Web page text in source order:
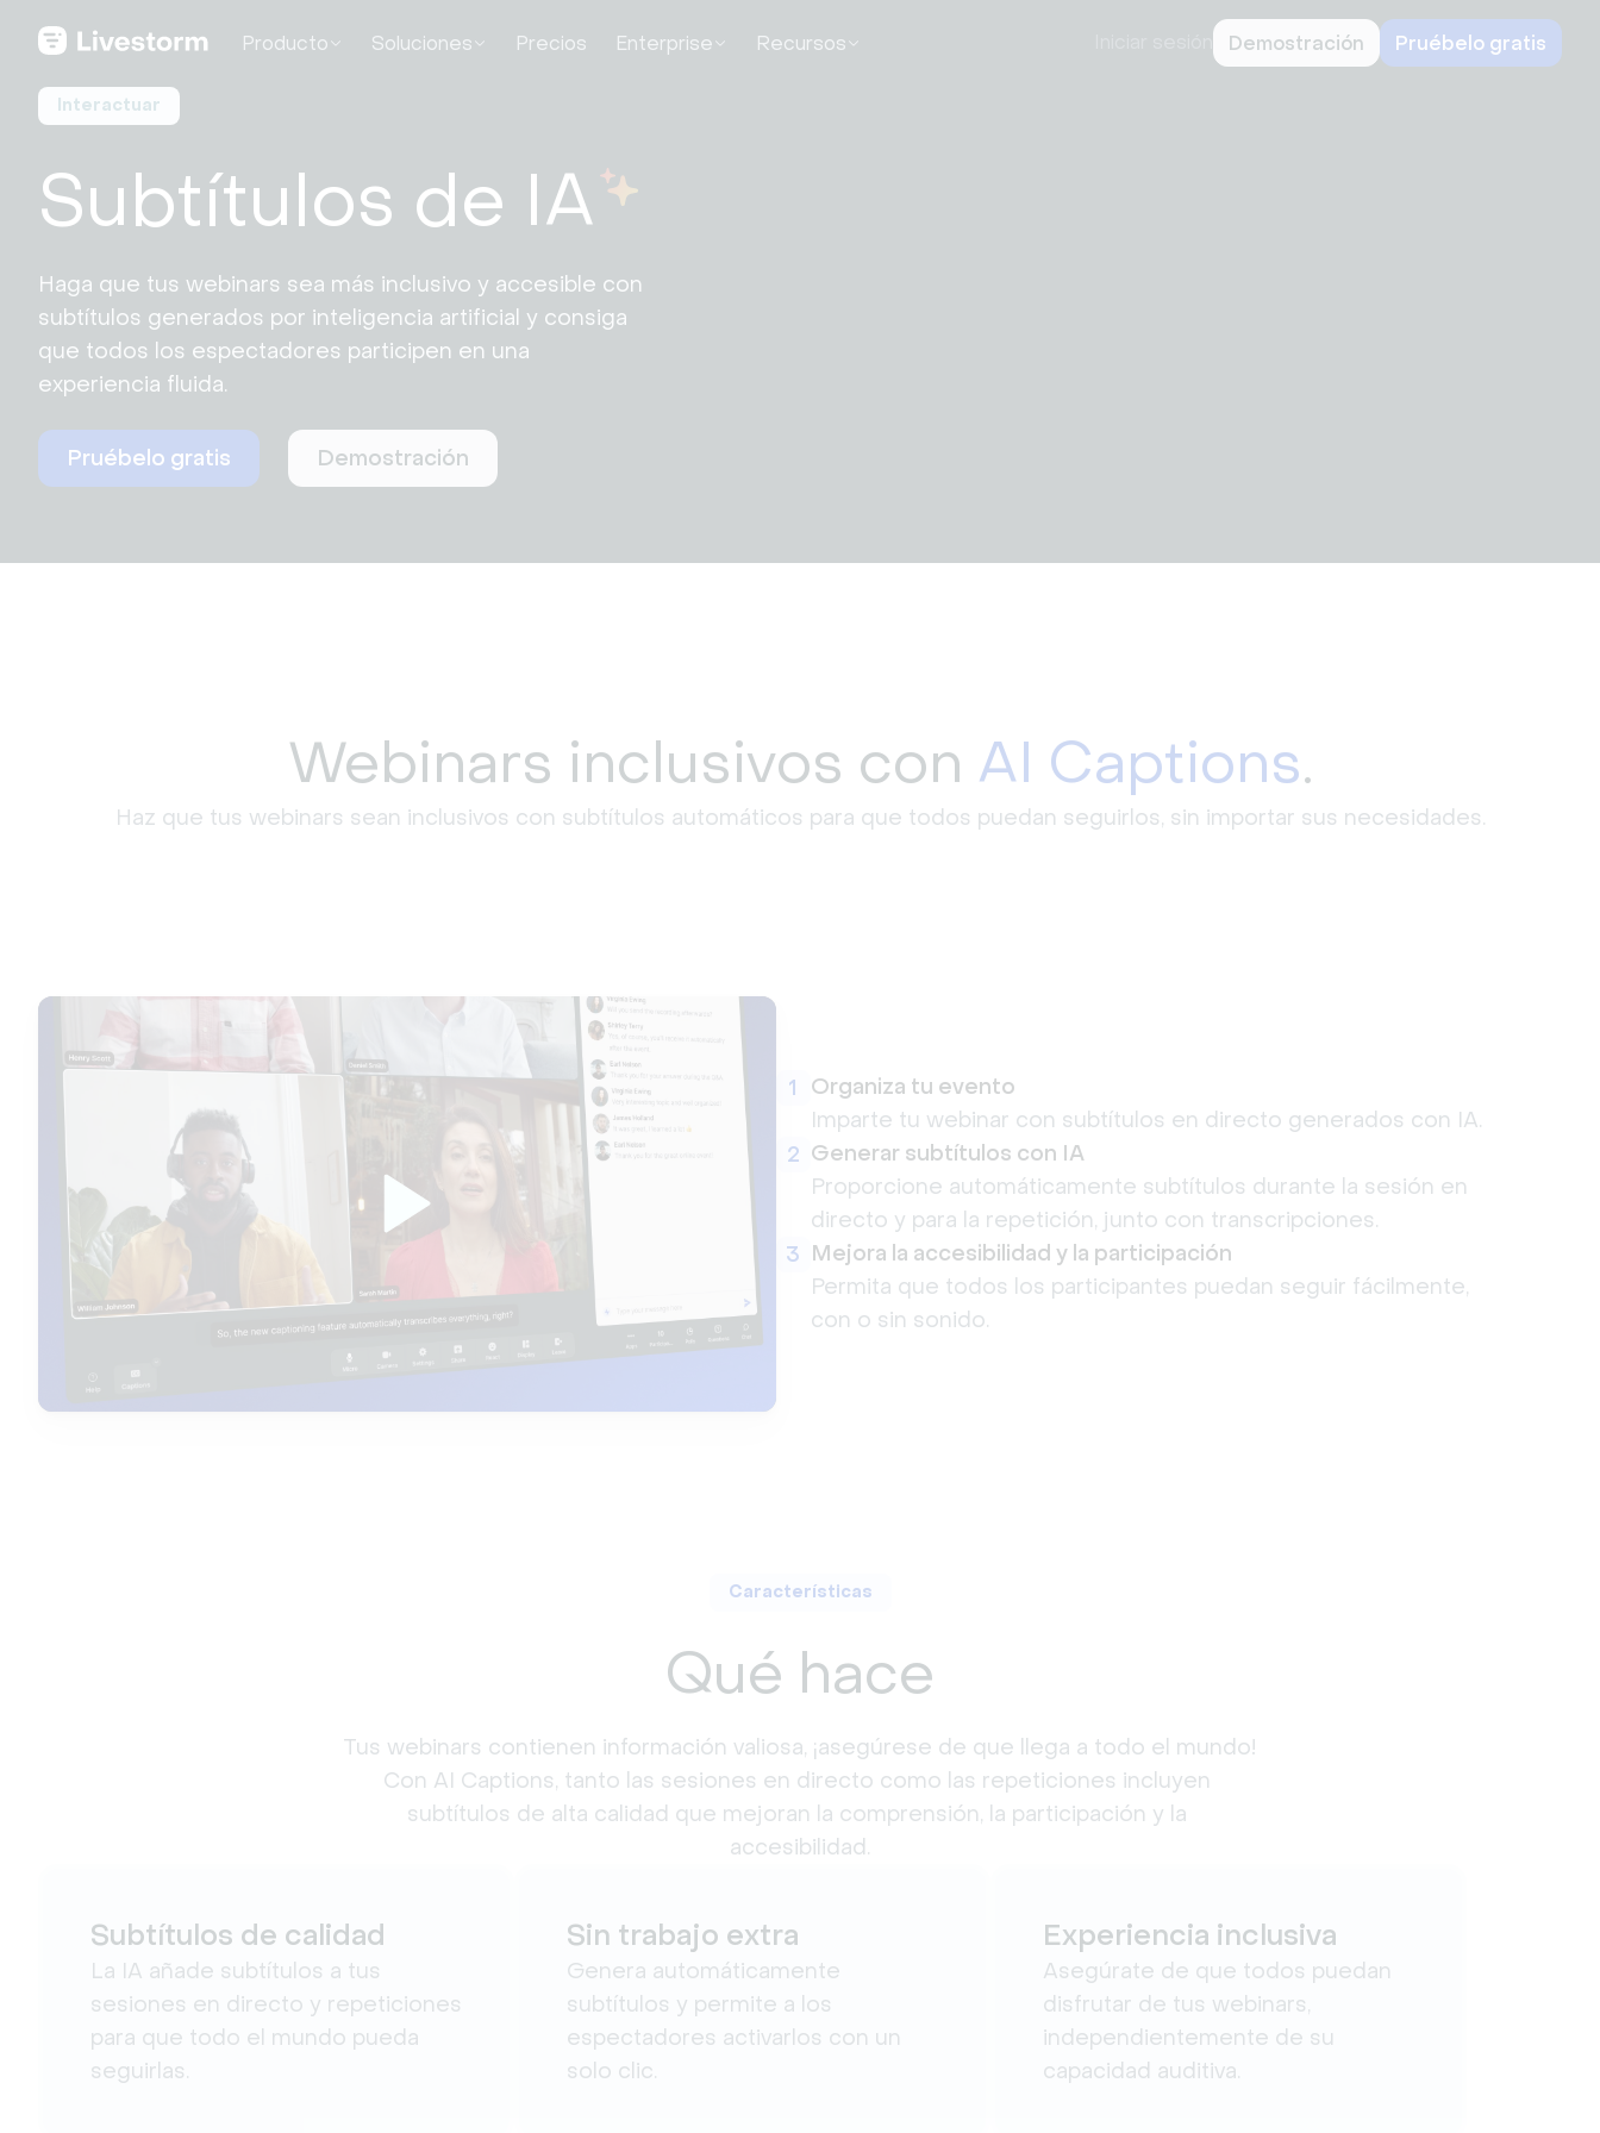
Producto Soluciones Precios Enterprise Recursos Demostración Pruébelo gratis
Interactuar
Subtítulos de IA
Haga que tus webinars sea más inclusivo y accesible con
subtítulos generados por inteligencia artificial y consiga
que todos los espectadores participen en una
experiencia fluida.
Pruébelo gratis Demostración
Webinars inclusivos con AI Captions.
Haz que tus webinars sean inclusivos con subtítulos automáticos para que todos puedan seguirlos, sin importar sus necesidades.
1
Organiza tu evento
Imparte tu webinar con subtítulos en directo generados con IA.
2 Generar subtítulos con IA
Proporcione automáticamente subtítulos durante la sesión en
directo y para la repetición, junto con transcripciones.
3 Mejora la accesibilidad y la participación
Permita que todos los participantes puedan seguir fácilmente,
con o sin sonido.
Características
Qué hace
Tus webinars contienen información valiosa, ¡asegúrese de que llega a todo el mundo!
Con AI Captions, tanto las sesiones en directo como las repeticiones incluyen
subtítulos de alta calidad que mejoran la comprensión, la participación y la
accesibilidad.
Subtítulos de calidad
La IA añade subtítulos a tus
sesiones en directo y repeticiones
para que todo el mundo pueda
seguirlas.
Sin trabajo extra
Genera automáticamente
subtítulos y permite a los
espectadores activarlos con un
solo clic.
Experiencia inclusiva
Asegúrate de que todos puedan
disfrutar de tus webinars,
independientemente de su
capacidad auditiva.